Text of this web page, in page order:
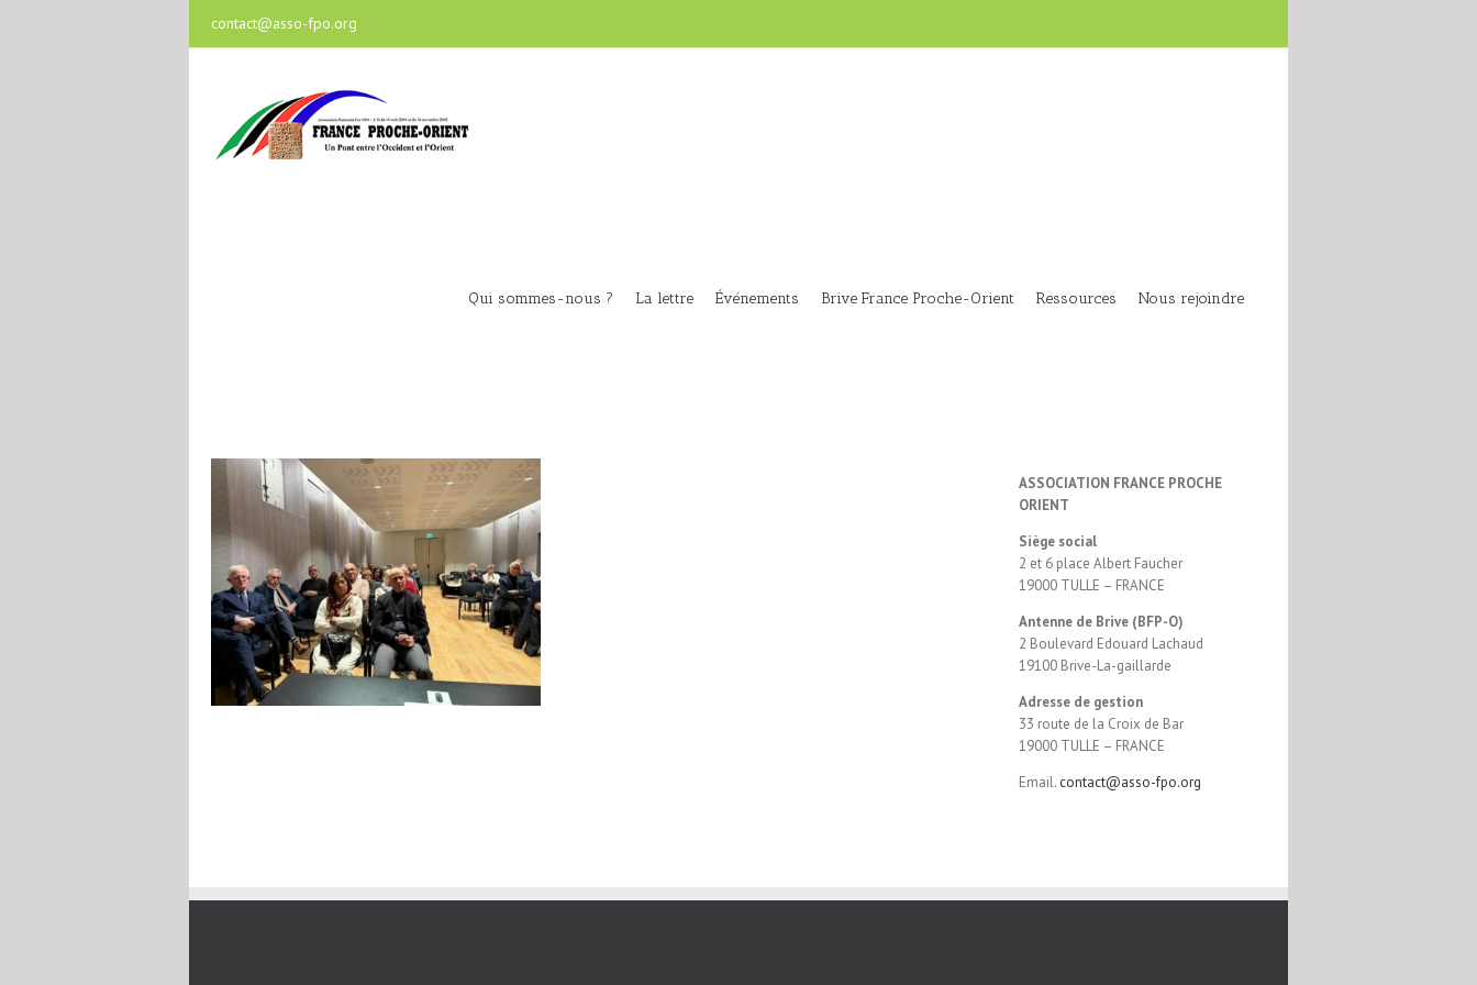
contact@asso-fpo.org
Qui sommes-nous ? La lettre Événements Brive France Proche-Orient Ressources Nous rejoindre
ASSOCIATION FRANCE PROCHE
ORIENT
Siège social
2 et 6 place Albert Faucher
19000 TULLE – FRANCE
Antenne de Brive (BFP-O)
2 Boulevard Edouard Lachaud
19100 Brive-La-gaillarde
Adresse de gestion
33 route de la Croix de Bar
19000 TULLE – FRANCE
Email. contact@asso-fpo.org